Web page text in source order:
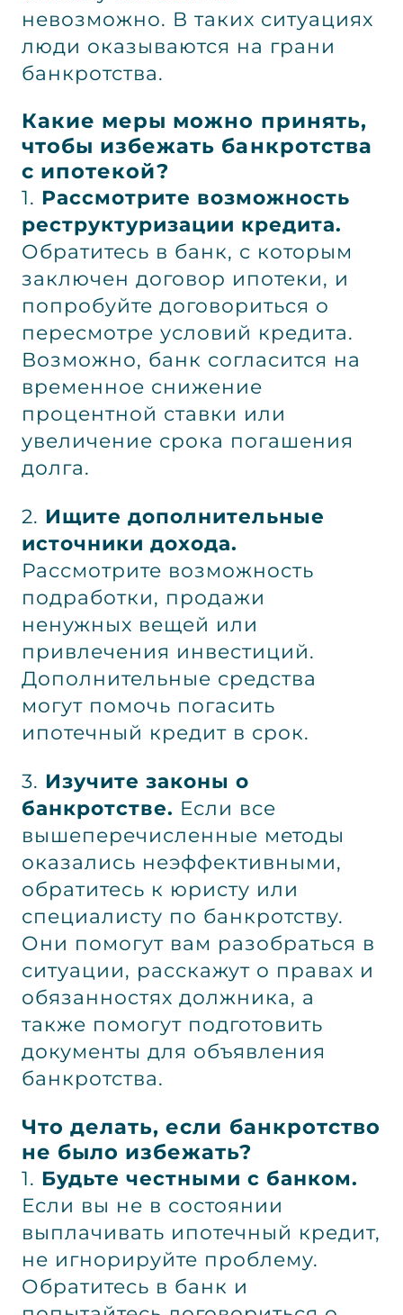
невозможно. В таких ситуациях
люди оказываются на грани
банкротства.
Какие меры можно принять,
чтобы избежать банкротства
с ипотекой?
1. Рассмотрите возможность
реструктуризации кредита.
Обратитесь в банк, с которым
заключен договор ипотеки, и
попробуйте договориться о
пересмотре условий кредита.
Возможно, банк согласится на
временное снижение
процентной ставки или
увеличение срока погашения
долга.
2. Ищите дополнительные
источники дохода.
Рассмотрите возможность
подработки, продажи
ненужных вещей или
привлечения инвестиций.
Дополнительные средства
могут помочь погасить
ипотечный кредит в срок.
3. Изучите законы о
банкротстве. Если все
вышеперечисленные методы
оказались неэффективными,
обратитесь к юристу или
специалисту по банкротству.
Они помогут вам разобраться в
ситуации, расскажут о правах и
обязанностях должника, а
также помогут подготовить
документы для объявления
банкротства.
Что делать, если банкротство
не было избежать?
1. Будьте честными с банком.
Если вы не в состоянии
выплачивать ипотечный кредит,
не игнорируйте проблему.
Обратитесь в банк и